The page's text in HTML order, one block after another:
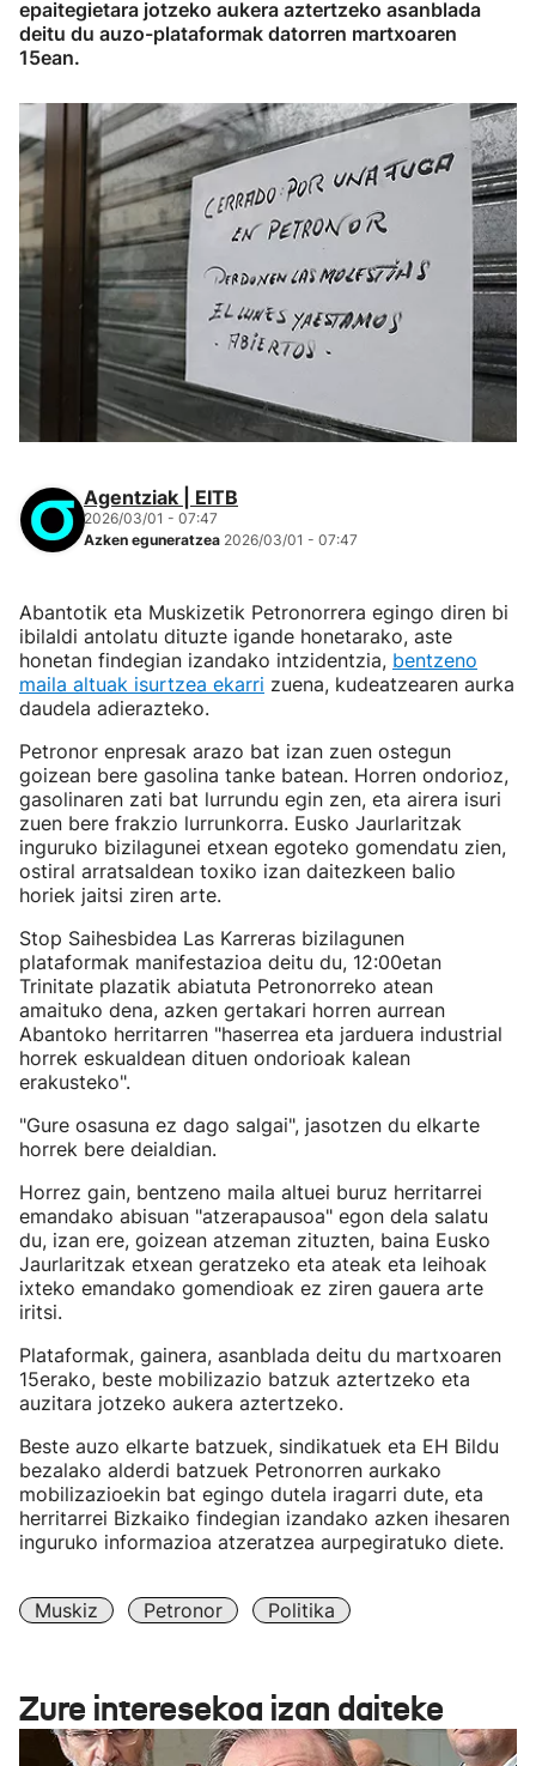
epaitegietara jotzeko aukera aztertzeko asanblada
deitu du auzo-plataformak datorren martxoaren
15ean.
Agentziak | EITB
2026/03/01 - 07:47
Azken eguneratzea 2026/03/01 - 07:47
Abantotik eta Muskizetik Petronorrera egingo diren bi
ibilaldi antolatu dituzte igande honetarako, aste
honetan findegian izandako intzidentzia, bentzeno
maila altuak isurtzea ekarri zuena, kudeatzearen aurka
daudela adierazteko.
Petronor enpresak arazo bat izan zuen ostegun
goizean bere gasolina tanke batean. Horren ondorioz,
gasolinaren zati bat lurrundu egin zen, eta airera isuri
zuen bere frakzio lurrunkorra. Eusko Jaurlaritzak
inguruko bizilagunei etxean egoteko gomendatu zien,
ostiral arratsaldean toxiko izan daitezkeen balio
horiek jaitsi ziren arte.
Stop Saihesbidea Las Karreras bizilagunen
plataformak manifestazioa deitu du, 12:00etan
Trinitate plazatik abiatuta Petronorreko atean
amaituko dena, azken gertakari horren aurrean
Abantoko herritarren "haserrea eta jarduera industrial
horrek eskualdean dituen ondorioak kalean
erakusteko".
"Gure osasuna ez dago salgai", jasotzen du elkarte
horrek bere deialdian.
Horrez gain, bentzeno maila altuei buruz herritarrei
emandako abisuan "atzerapausoa" egon dela salatu
du, izan ere, goizean atzeman zituzten, baina Eusko
Jaurlaritzak etxean geratzeko eta ateak eta leihoak
ixteko emandako gomendioak ez ziren gauera arte
iritsi.
Plataformak, gainera, asanblada deitu du martxoaren
15erako, beste mobilizazio batzuk aztertzeko eta
auzitara jotzeko aukera aztertzeko.
Beste auzo elkarte batzuek, sindikatuek eta EH Bildu
bezalako alderdi batzuek Petronorren aurkako
mobilizazioekin bat egingo dutela iragarri dute, eta
herritarrei Bizkaiko findegian izandako azken ihesaren
inguruko informazioa atzeratzea aurpegiratuko diete.
Muskiz Petronor Politika
Zure interesekoa izan daiteke